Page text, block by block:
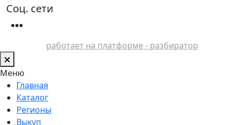
Соц. сети
работает на платформе - разбиратор
Меню
Главная
Каталог
Регионы
Выкуп